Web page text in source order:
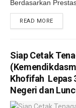
Berdasarkan
READ MOREDETAILS
Siap Cetak
Khofifah Lepas
Negeri dan